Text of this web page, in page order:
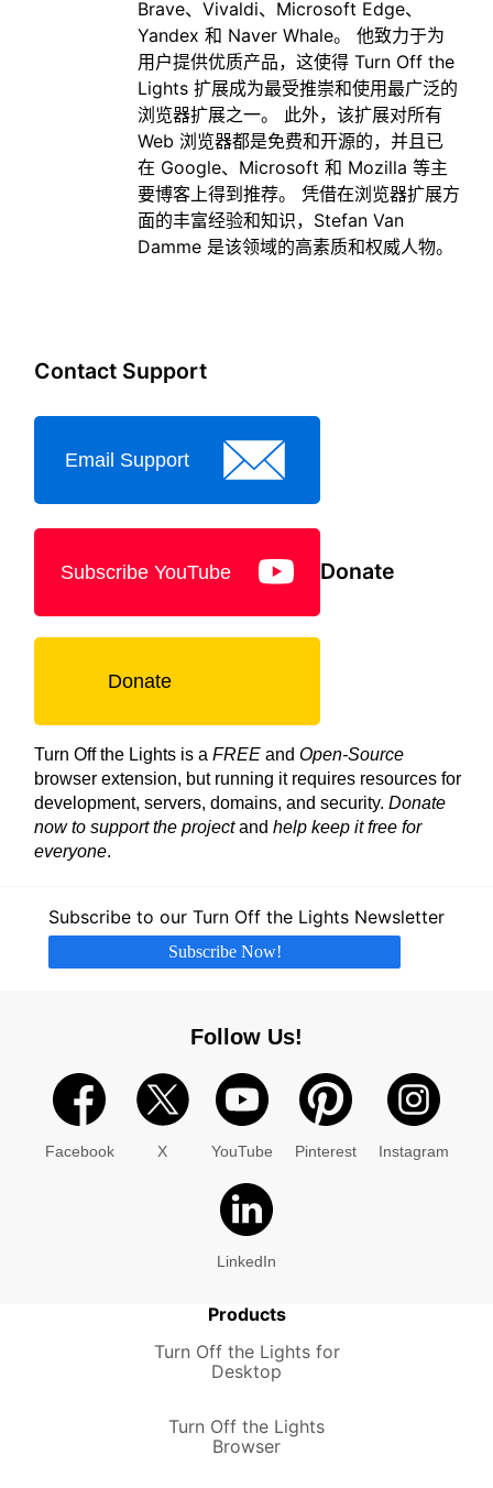
Brave、Vivaldi、Microsoft Edge、
Yandex 和 Naver Whale。 他致力于为
用户提供优质产品，这使得 Turn Off the
Lights 扩展成为最受推崇和使用最广泛的
浏览器扩展之一。 此外，该扩展对所有
Web 浏览器都是免费和开源的，并且已
在 Google、Microsoft 和 Mozilla 等主
要博客上得到推荐。 凭借在浏览器扩展方
面的丰富经验和知识，Stefan Van
Damme 是该领域的高素质和权威人物。
Contact Support
Email Support
Subscribe YouTube Donate
Donate
Turn Off the Lights is a FREE and Open-Source
browser extension, but running it requires resources for
development, servers, domains, and security. Donate
now to support the projectand help keep it free for
everyone.
Subscribe to our Turn Off the Lights Newsletter
Subscribe Now!
Follow Us!
Facebook X YouTube Pinterest Instagram
LinkedIn
Products
Turn Off the Lights for
Desktop
Turn Off the Lights
Browser